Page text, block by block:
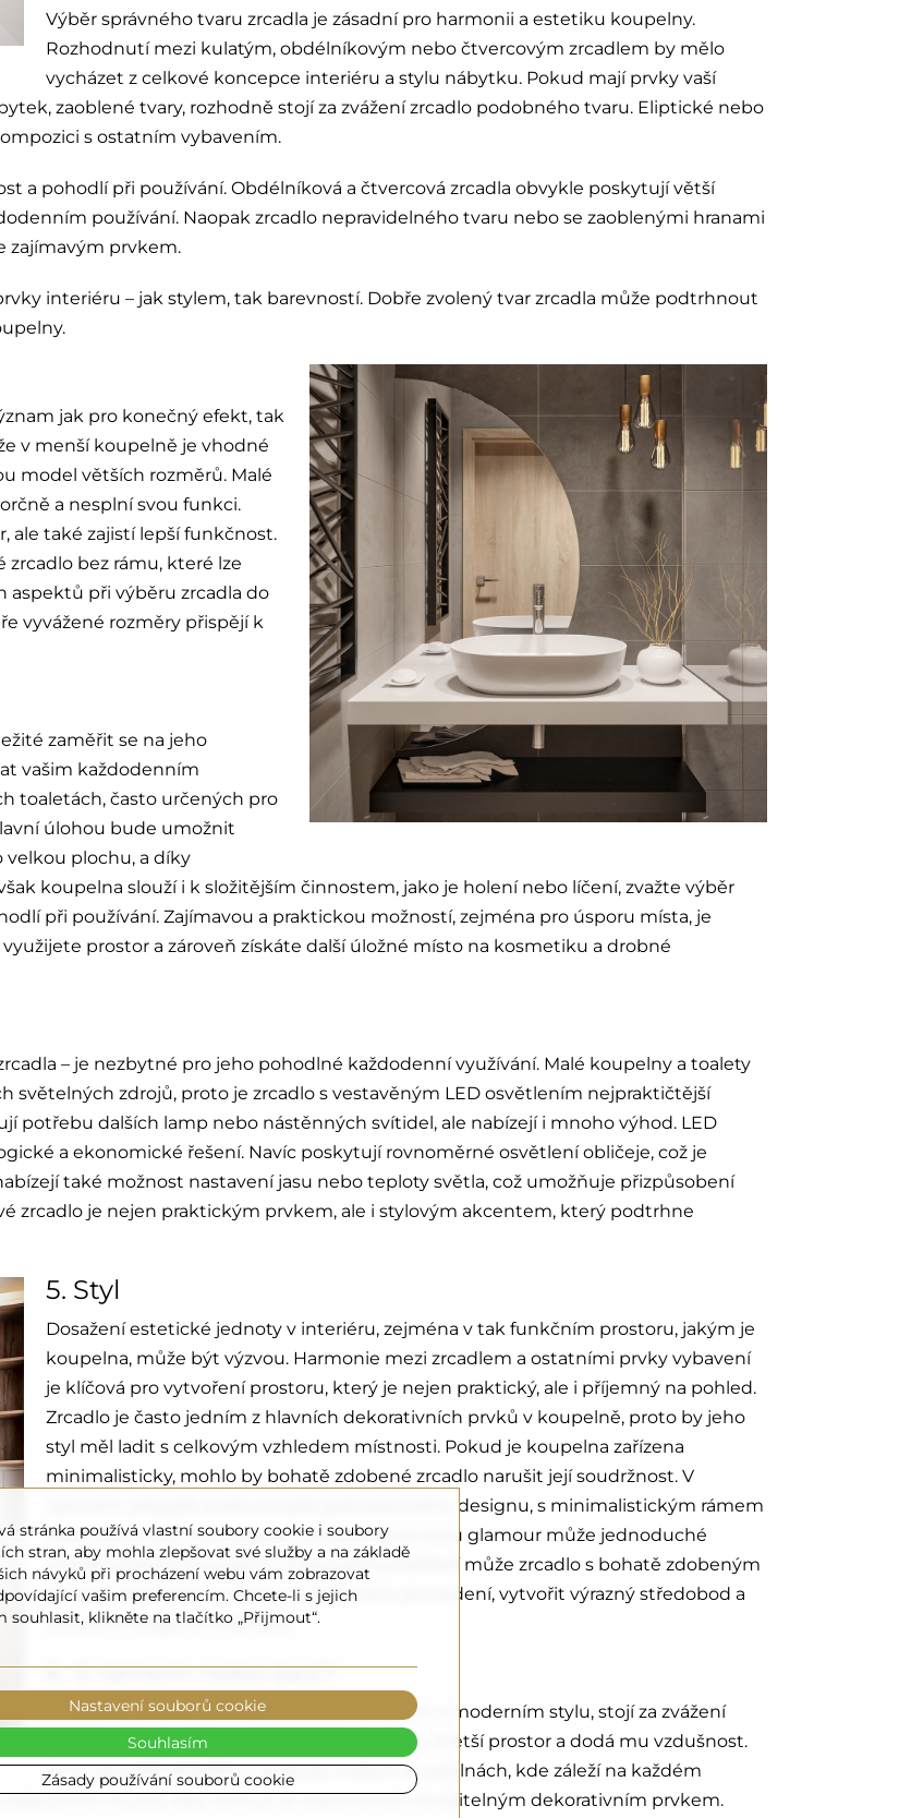
Výběr správného tvaru zrcadla je zásadní pro harmonii a estetiku koupelny.
Rozhodnutí mezi kulatým, obdélníkovým nebo čtvercovým zrcadlem by mělo
vycházet z celkové koncepce interiéru a stylu nábytku. Pokud mají prvky vaší
zaoblené tvary, rozhodně stojí za zvážení zrcadlo podobného tvaru. Eliptické nebo
s ostatním vybavením.
a pohodlí při používání. Obdélníková a čtvercová zrcadla obvykle poskytují větší
používání. Naopak zrcadlo nepravidelného tvaru nebo se zaoblenými hranami
zajímavým prvkem.
interiéru – jak stylem, tak barevností. Dobře zvolený tvar zrcadla může podtrhnout
jak pro konečný efekt, tak
v menší koupelně je vhodné
model větších rozměrů. Malé
a nesplní svou funkci.
ale také zajistí lepší funkčnost.
bez rámu, které lze
aspektů při výběru zrcadla do
vyvážené rozměry přispějí k
zaměřit se na jeho
vašim každodenním
toaletách, často určených pro
úlohou bude umožnit
velkou plochu, a díky
koupelna slouží i k složitějším činnostem, jako je holení nebo líčení, zvažte výběr
při používání. Zajímavou a praktickou možností, zejména pro úsporu místa, je
prostor a zároveň získáte další úložné místo na kosmetiku a drobné
– je nezbytné pro jeho pohodlné každodenní využívání. Malé koupelny a toalety
světelných zdrojů, proto je zrcadlo s vestavěným LED osvětlením nejpraktičtější
potřebu dalších lamp nebo nástěnných svítidel, ale nabízejí i mnoho výhod. LED
a ekonomické řešení. Navíc poskytují rovnoměrné osvětlení obličeje, což je
také možnost nastavení jasu nebo teploty světla, což umožňuje přizpůsobení
zrcadlo je nejen praktickým prvkem, ale i stylovým akcentem, který podtrhne
5. Styl
Dosažení estetické jednoty v interiéru, zejména v tak funkčním prostoru, jakým je
koupelna, může být výzvou. Harmonie mezi zrcadlem a ostatními prvky vybavení
je klíčová pro vytvoření prostoru, který je nejen praktický, ale i příjemný na pohled.
Zrcadlo je často jedním z hlavních dekorativních prvků v koupelně, proto by jeho
styl měl ladit s celkovým vzhledem místnosti. Pokud je koupelna zařízena
minimalisticky, mohlo by bohatě zdobené zrcadlo narušit její soudržnost. V
takovém případě zvolte zrcadlo jednoduchého designu, s minimalistickým rámem
nebo úplně bez něj. Naopak v koupelně ve stylu glamour může jednoduché
zrcadlo působit nevýrazně. V takovém prostředí může zrcadlo s bohatě zdobeným
rámem, například ve zlatém či stříbrném provedení, vytvořit výrazný středobod a
zdůraznit eleganci místnosti.
6. S rámem nebo bez?
U menších prostor, zejména těch zařízených v moderním stylu, stojí za zvážení
zrcadlo bez rámu. Tento typ zrcadla opticky zvětší prostor a dodá mu vzdušnost.
Je to obzvlášť důležité v opravdu malých koupelnách, kde záleží na každém
přímo na zeď, díky čemuž se stává téměř neviditelným dekorativním prvkem.
stránka používá vlastní soubory cookie i soubory
stran, aby mohla zlepšovat své služby a na základě
návyků při procházení webu vám zobrazovat
vašim preferencím. Chcete-li s jejich
souhlasit, klikněte na tlačítko „Přijmout“.
Zásady používání souborů cookie
Nastavení souborů cookie
Souhlasím